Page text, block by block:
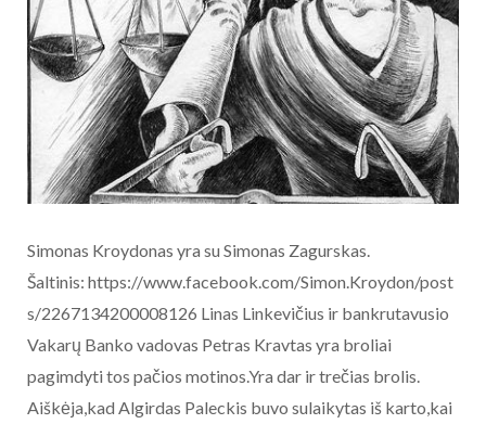
Simonas Kroydonas yra su Simonas Zagurskas.
Šaltinis: https://www.facebook.com/Simon.Kroydon/post
s/2267134200008126 Linas Linkevičius ir bankrutavusio
Vakarų Banko vadovas Petras Kravtas yra broliai
pagimdyti tos pačios motinos.Yra dar ir trečias brolis.
Aiškėja,kad Algirdas Paleckis buvo sulaikytas iš karto,kai